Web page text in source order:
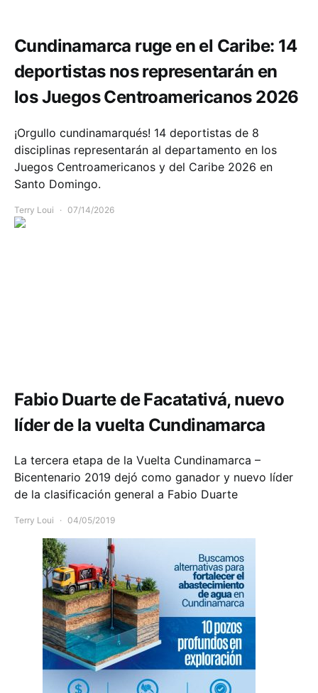
Cundinamarca ruge en el Caribe: 14
deportistas nos representarán en
los Juegos Centroamericanos 2026
¡Orgullo cundinamarqués! 14 deportistas de 8
disciplinas representarán al departamento en los
Juegos Centroamericanos y del Caribe 2026 en
Santo Domingo.
Terry Loui 07/14/2026
Fabio Duarte de Facatativá, nuevo
líder de la vuelta Cundinamarca
La tercera etapa de la Vuelta Cundinamarca –
Bicentenario 2019 dejó como ganador y nuevo líder
de la clasificación general a Fabio Duarte
Terry Loui 04/05/2019